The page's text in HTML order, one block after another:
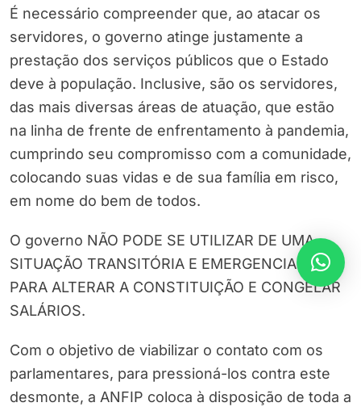
É necessário compreender que, ao atacar os
servidores, o governo atinge justamente a
prestação dos serviços públicos que o Estado
deve à população. Inclusive, são os servidores,
das mais diversas áreas de atuação, que estão
na linha de frente de enfrentamento à pandemia,
cumprindo seu compromisso com a comunidade,
colocando suas vidas e de sua família em risco,
em nome do bem de todos.
O governo NÃO PODE SE UTILIZAR DE UMA
SITUAÇÃO TRANSITÓRIA E EMERGENCIAL
PARA ALTERAR A CONSTITUIÇÃO E CONGELAR
SALÁRIOS.
Com o objetivo de viabilizar o contato com os
parlamentares, para pressioná-los contra este
desmonte, a ANFIP coloca à disposição de toda a